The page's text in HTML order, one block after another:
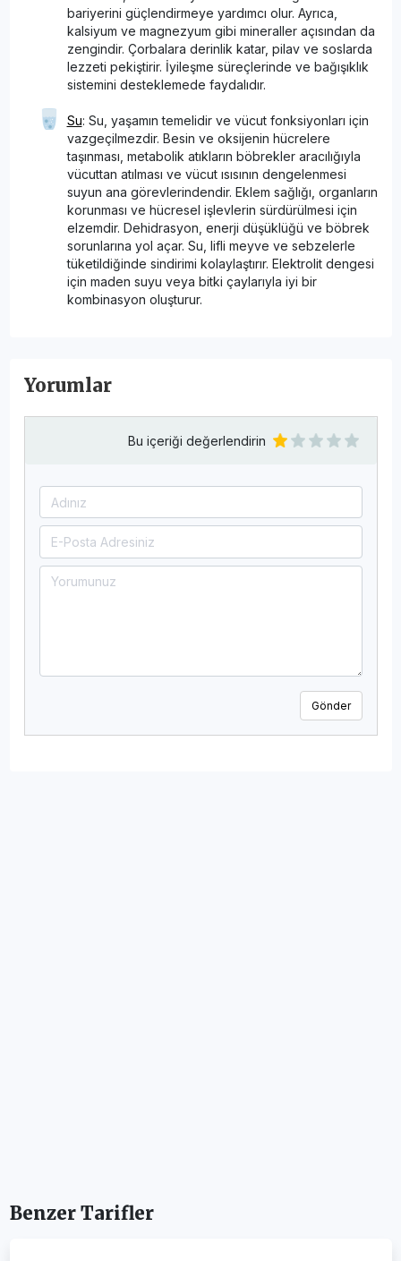
bariyerini güçlendirmeye yardımcı olur. Ayrıca,
kalsiyum ve magnezyum gibi mineraller açısından da
zengindir. Çorbalara derinlik katar, pilav ve soslarda
lezzeti pekiştirir. İyileşme süreçlerinde ve bağışıklık
sistemini desteklemede faydalıdır.
Su: Su, yaşamın temelidir ve vücut fonksiyonları için
vazgeçilmezdir. Besin ve oksijenin hücrelere
taşınması, metabolik atıkların böbrekler aracılığıyla
vücuttan atılması ve vücut ısısının dengelenmesi
suyun ana görevlerindendir. Eklem sağlığı, organların
korunması ve hücresel işlevlerin sürdürülmesi için
elzemdir. Dehidrasyon, enerji düşüklüğü ve böbrek
sorunlarına yol açar. Su, lifli meyve ve sebzelerle
tüketildiğinde sindirimi kolaylaştırır. Elektrolit dengesi
için maden suyu veya bitki çaylarıyla iyi bir
kombinasyon oluşturur.
Yorumlar
Bu içeriği değerlendirin
Gönder
Benzer Tarifler